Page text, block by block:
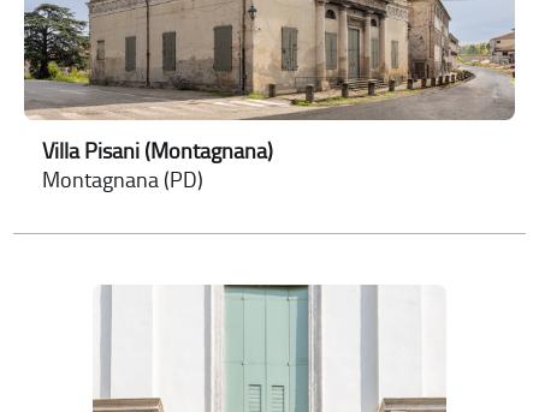
Villa Pisani (Montagnana)
Montagnana (PD)